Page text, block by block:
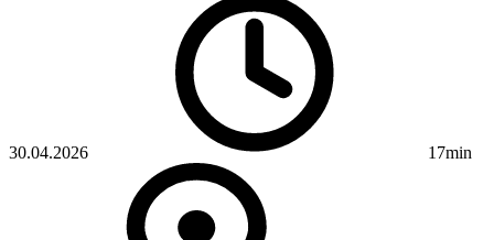
30.04.2026 17min